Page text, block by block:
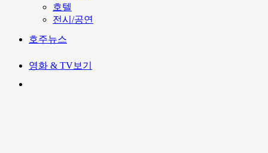
호텔
전시/공연
호주뉴스
영화 & TV보기